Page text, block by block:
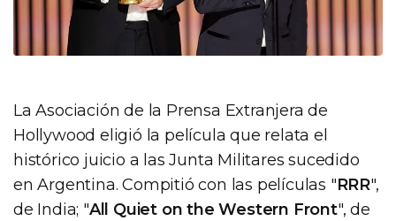
La Asociación de la Prensa Extranjera de
Hollywood eligió la película que relata el
histórico juicio a las Junta Militares sucedido
en Argentina. Compitió con las películas "RRR",
de India; "All Quiet on the Western Front", de